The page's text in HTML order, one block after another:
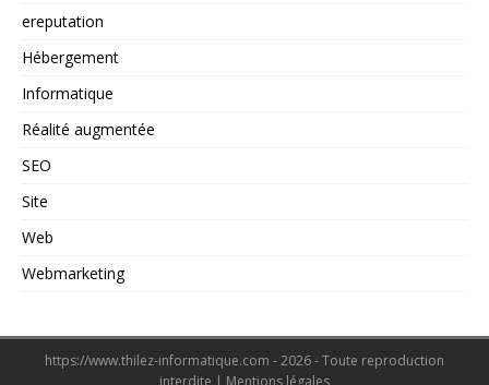
ereputation
Hébergement
Informatique
Réalité augmentée
SEO
Site
Web
Webmarketing
https://www.thilez-informatique.com - 2026 - Toute reproduction
interdite | Mentions légales